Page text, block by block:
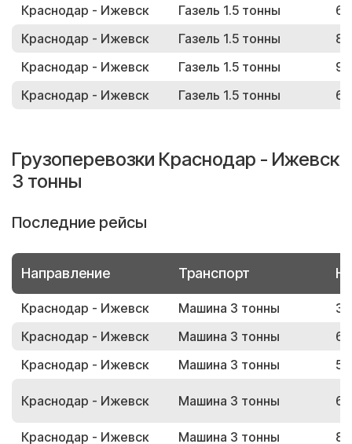
Краснодар - Ижевск Газель 1.5 тонны
Краснодар - Ижевск
Газель 1.5 тонны
Краснодар - Ижевск
Газель 1.5 тонны
Краснодар - Ижевск
Газель 1.5 тонны
Грузоперевозки Краснодар - Ижевск
3 тонны
Последние рейсы
Направление Транспорт
Краснодар - Ижевск Машина 3 тонны
Краснодар - Ижевск
Машина 3 тонны
Краснодар - Ижевск
Машина 3 тонны
Краснодар - Ижевск Машина 3 тонны
Краснодар - Ижевск Машина 3 тонны